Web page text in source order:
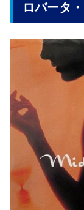
ロバータ